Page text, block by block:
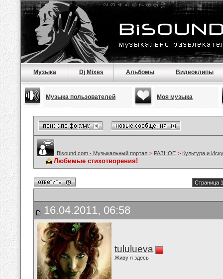
Музыка Dj Mixes Альбомы Видеоклипы
Музыка пользователей Моя музыка
Bisound.com - Музыкальный портал > РАЗНОЕ > Культура и
Любимые стихотворения!
Страница
16.04.2011, 06:58
tululueva
Живу я здесь